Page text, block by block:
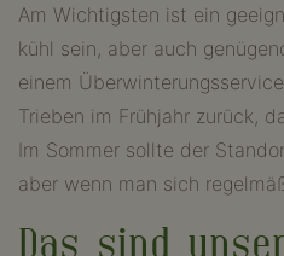
Am Wichtigsten ist ein
kühl sein, aber auch
einem
Trieben im Frühjahr zurück,
Im Sommer sollte der
aber wenn man sich
Das sind